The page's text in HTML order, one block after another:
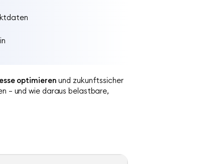
optimieren und zukunftssicher
– und wie daraus belastbare,